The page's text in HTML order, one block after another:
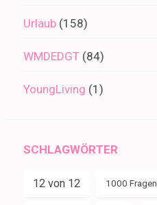
Urlaub (158)
WMDEDGT (84)
YoungLiving (1)
SCHLAGWÖRTER
12 von 12 1000 Fragen